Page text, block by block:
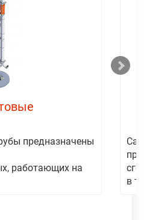
предназначены
работающих на
в